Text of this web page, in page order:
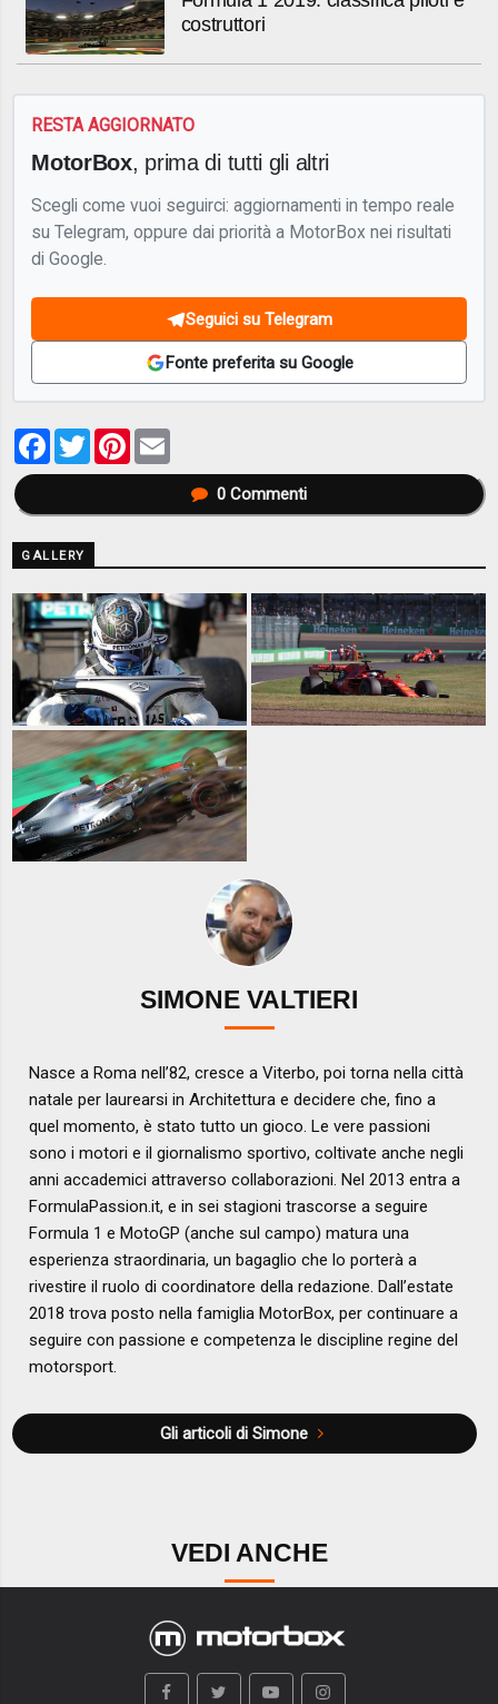
costruttori
RESTA AGGIORNATO
MotorBox, prima di tutti gli altri
Scegli come vuoi seguirci: aggiornamenti in tempo reale
su Telegram, oppure dai priorità a MotorBox nei risultati
di Google.
Seguici su Telegram
Fonte preferita su Google
Facebook
TwitterPinterest
0Commenti
GALLERY
SIMONE VALTIERI
Nasce a Roma nell’82, cresce a Viterbo, poi torna nella città
natale per laurearsi in Architettura e decidere che, fino a
quel momento, è stato tutto un gioco. Le vere passioni
sono i motori e il giornalismo sportivo, coltivate anche negli
anni accademici attraverso collaborazioni. Nel 2013 entra a
FormulaPassion.it, e in sei stagioni trascorse a seguire
Formula 1 e MotoGP (anche sul campo) matura una
esperienza straordinaria, un bagaglio che lo porterà a
rivestire il ruolo di coordinatore della redazione. Dall’estate
2018 trova posto nella famiglia MotorBox, per continuare a
seguire con passione e competenza le discipline regine del
motorsport.
Gli articoli di Simone
VEDI ANCHE